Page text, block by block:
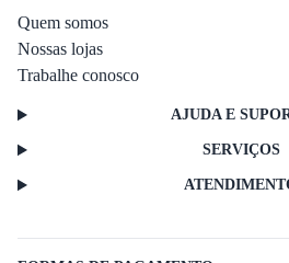
Quem somos
Nossas lojas
Trabalhe conosco
AJUDA E
SERVIÇOS